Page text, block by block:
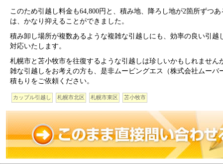
このため引越し料金も64,800円と、積み地、降ろし地が2箇所ずつ
は、かなり抑えることができました。
積み卸し場所が複数あるような複雑な引越しにも、効率の良い引越
対応いたします。
札幌市と苫小牧市を往復するような引越しは珍しいかもしれません
雑な引越しをお考えの方も、是非ムービングエス（株式会社ムーバ
積もりをご依頼ください。
カップル引越し 札幌市北区 札幌市東区 苫小牧市